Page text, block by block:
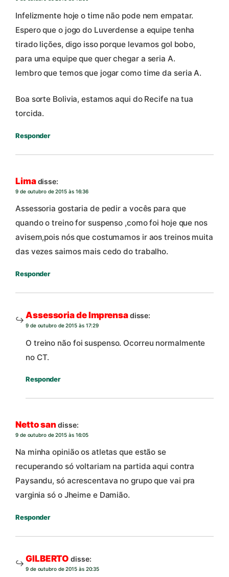
Infelizmente hoje o time não pode nem empatar.
Espero que o jogo do Luverdense a equipe tenha
tirado lições, digo isso porque levamos gol bobo,
para uma equipe que quer chegar a seria A.
lembro que temos que jogar como time da seria A.
Boa sorte Bolivia, estamos aqui do Recife na tua
torcida.
Responder
Limadisse:
9 de outubro de 2015 às 16:36
Assessoria gostaria de pedir a vocês para que
quando o treino for suspenso ,como foi hoje que nos
avisem,pois nós que costumamos ir aos treinos muita
das vezes saimos mais cedo do trabalho.
Responder
Assessoria de Imprensadisse:
9 de outubro de 2015 às 17:29
O treino não foi suspenso. Ocorreu normalmente
no CT.
Responder
Netto sandisse:
9 de outubro de 2015 às 16:05
Na minha opinião os atletas que estão se
recuperando só voltariam na partida aqui contra
Paysandu, só acrescentava no grupo que vai pra
varginia só o Jheime e Damião.
Responder
GILBERTO disse:
9 de outubro de 2015 às 20:35